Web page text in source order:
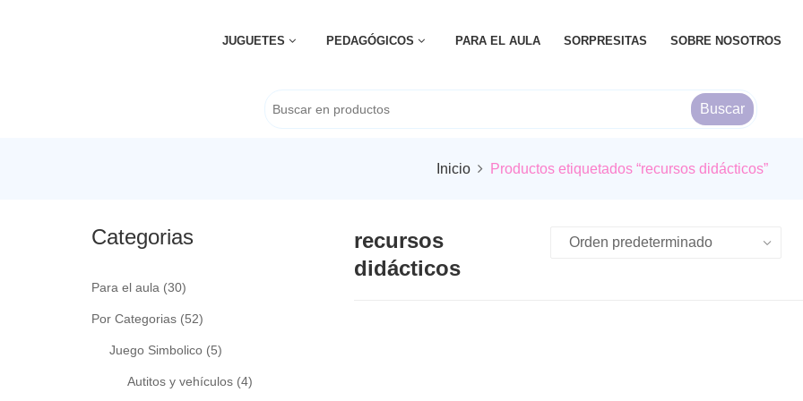
JUGUETES PEDAGÓGICOS PARA EL AULA SORPRESITAS SOBRE NOSOTROS
Buscar
Inicio Productos etiquetados “recursos didácticos”
Categorias
Para el aula (30)
Por Categorias (52)
Juego Simbolico (5)
Autitos y vehículos (4)
recursos
didácticos